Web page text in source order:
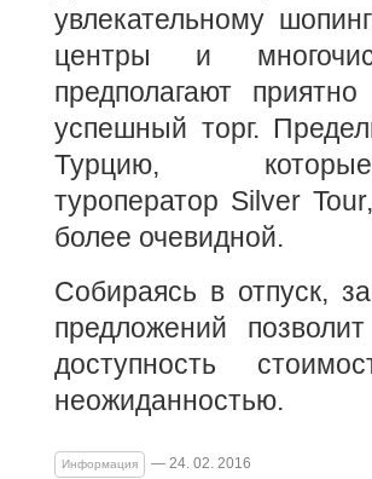
увлекательному
центры и
предполагают
успешный торг.
Турцию,
туроператор Silver
более очевидной.
Собираясь в отпуск,
предложений
доступность
неожиданностью.
Информация — 24. 02. 2016